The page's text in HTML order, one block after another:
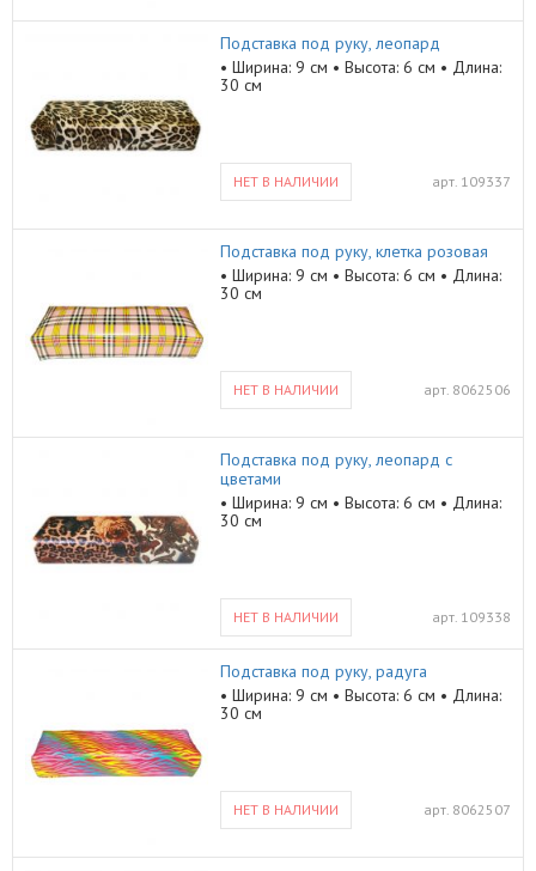
Подставка под руку, леопард
• Ширина: 9 см • Высота: 6 см • Длина:
30 см
НЕТ В НАЛИЧИИ арт. 109337
Подставка под руку, клетка розовая
• Ширина: 9 см • Высота: 6 см • Длина:
30 см
НЕТ В НАЛИЧИИ арт. 8062506
Подставка под руку, леопард с
цветами
• Ширина: 9 см • Высота: 6 см • Длина:
30 см
НЕТ В НАЛИЧИИ арт. 109338
Подставка под руку, радуга
• Ширина: 9 см • Высота: 6 см • Длина:
30 см
НЕТ В НАЛИЧИИ арт. 8062507